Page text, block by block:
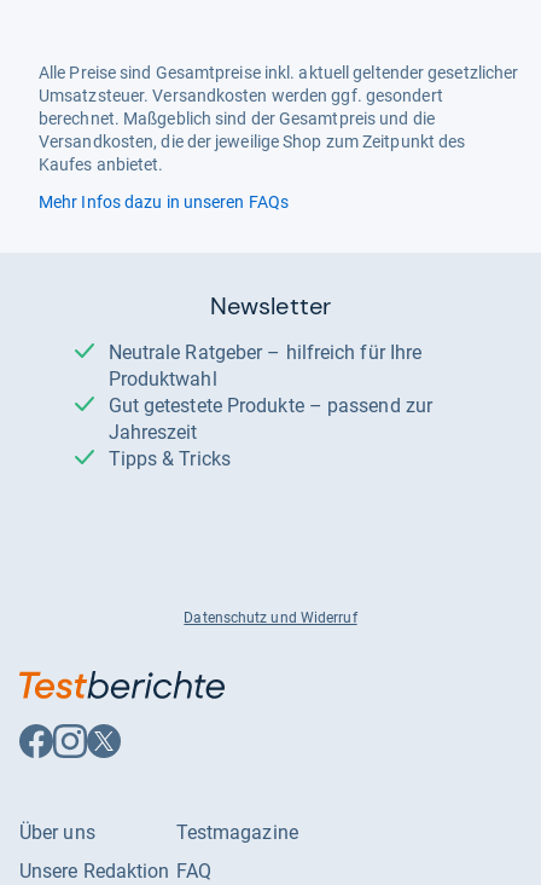
Alle Preise sind Gesamtpreise inkl. aktuell geltender gesetzlicher
Umsatzsteuer. Versandkosten werden ggf. gesondert
berechnet. Maßgeblich sind der Gesamtpreis und die
Versandkosten, die der jeweilige Shop zum Zeitpunkt des
Kaufes anbietet.
Mehr Infos dazu in unseren FAQs
Newsletter
Neutrale Ratgeber – hilfreich für Ihre
Produktwahl
Gut getestete Produkte – passend zur
Jahreszeit
Tipps & Tricks
Datenschutz und Widerruf
Auf
Facebook
Auf
Instagram
Auf
X
Über uns
Unsere Redaktion
Testmagazine
FAQ